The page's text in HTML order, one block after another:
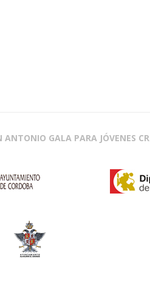
ANTONIO GALA PARA JÓVENES